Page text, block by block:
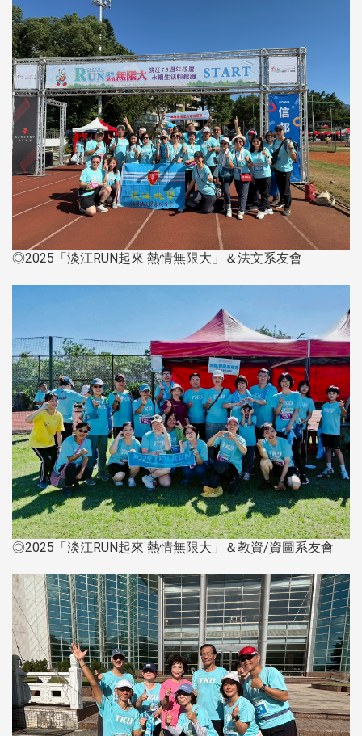
◎2025「淡江RUN起來 熱情無限大」＆法文系友會
◎2025「淡江RUN起來 熱情無限大」＆教資/資圖系友會